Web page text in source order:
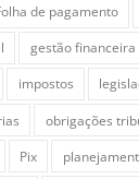
de pagamento
gestão financeira
impostos
obrigações
Pix